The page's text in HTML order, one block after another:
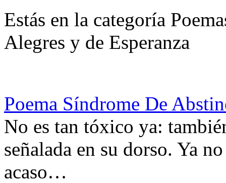
Estás en la categoría
Alegres y de Esperanza
Poema Síndrome De
No es tan tóxico ya:
señalada en su dorso. Ya
acaso…